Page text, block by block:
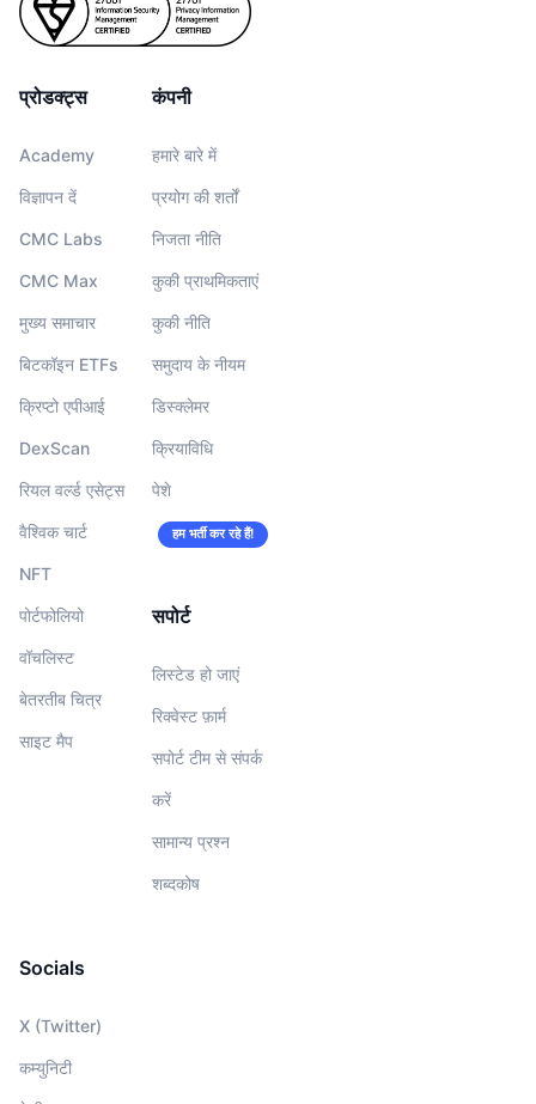
प्रोडक्ट्स
Academy
विज्ञापन दें
CMC Labs
CMC Max
मुख्य समाचार
बिटकॉइन ETFs
क्रिप्टो एपीआई
DexScan
रियल वर्ल्ड एसेट्स
वैश्विक चार्ट
NFT
पोर्टफोलियो
वॉचलिस्‍ट
बेतरतीब चित्र
साइट मैप
कंपनी
हमारे बारे में
प्रयोग की शर्तों
निजता नीति
कुकी प्राथमिकताएं
कुकी नीति
समुदाय के नीयम
डिस्क्लेमर
क्रियाविधि
पेशे
हम भर्ती कर रहे हैं!
सपोर्ट
लिस्टेड हो जाएं
रिक्वेस्ट फ़ार्म
सपोर्ट टीम से संपर्क
करें
सामान्य प्रश्न
शब्दकोष
Socials
X (Twitter)
कम्युनिटी